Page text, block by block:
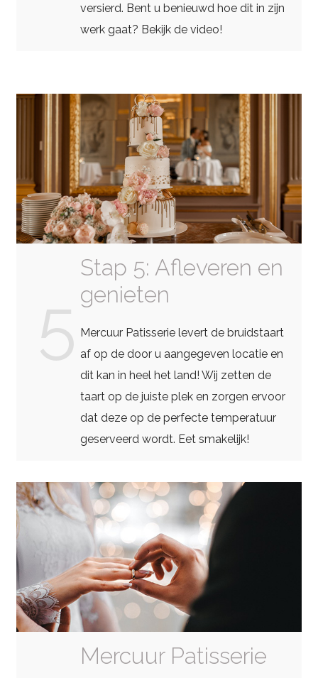
versierd. Bent u benieuwd hoe dit in zijn
werk gaat? Bekijk de video!
5
Stap 5: Afleveren en
genieten
Mercuur Patisserie levert de bruidstaart
af op de door u aangegeven locatie en
dit kan in heel het land! Wij zetten de
taart op de juiste plek en zorgen ervoor
dat deze op de perfecte temperatuur
geserveerd wordt. Eet smakelijk!
Mercuur Patisserie